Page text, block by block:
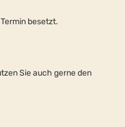
besetzt.
Sie auch gerne den